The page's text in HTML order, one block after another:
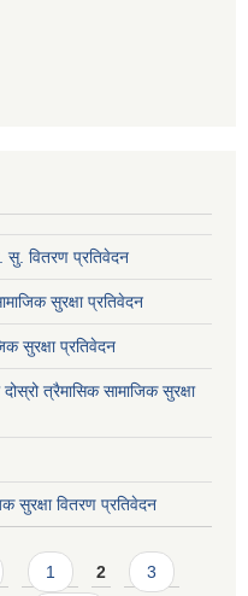
वितरण प्रतिवेदन
सुरक्षा प्रतिवेदन
सुरक्षा प्रतिवेदन
त्रैमासिक सामाजिक सुरक्षा
सुरक्षा वितरण प्रतिवेदन
1 2 3